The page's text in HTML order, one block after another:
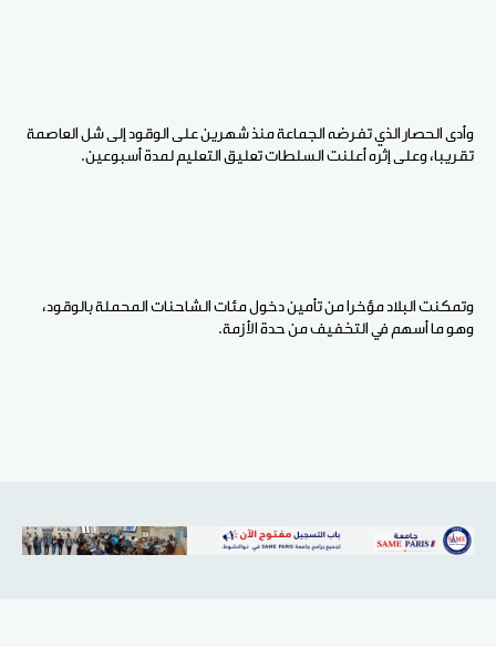
وأدى الحصار الذي تفرضه الجماعة منذ شهرين على الوقود إلى شل العاصمة
تقريبا، وعلى إثره أعلنت السلطات تعليق التعليم لمدة أسبوعين.
وتمكنت البلاد مؤخرا من تأمين دخول مئات الشاحنات المحملة بالوقود،
وهو ما أسهم في التخفيف من حدة الأزمة.